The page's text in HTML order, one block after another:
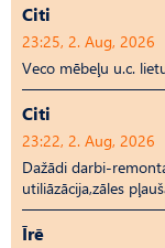
Citi
23:25, 2. Aug, 2026
Veco mēbeļu u.c.
Citi
23:22, 2. Aug, 2026
Dažādi darbi-
utiliāzācija,zāles
Īrē